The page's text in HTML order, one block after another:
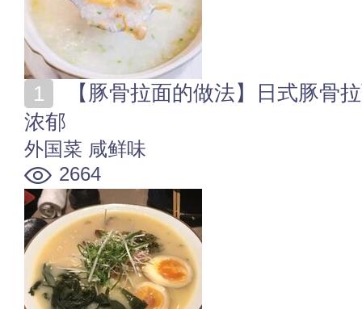
浓郁
外国菜 咸鲜味
2664